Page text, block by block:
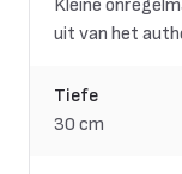
Kleine
uit van het
Tiefe
30 cm